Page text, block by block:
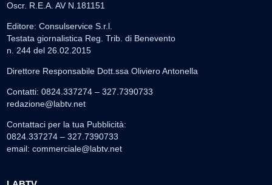
Oscr. R.E.A. AV N.181151
Editore: Consulservice S.r.l.
Testata giornalistica Reg. Trib. di Benevento
n. 244 del 26.02.2015
Direttore Responsabile Dott.ssa Oliviero Antonella
Contatti: 0824.337274 – 327.7390733
redazione@labtv.net
Contattaci per la tua Pubblicità:
0824.337274 – 327.7390733
email: commerciale@labtv.net